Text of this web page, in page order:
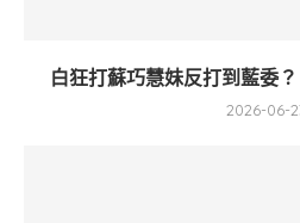
白狂打蘇巧慧妹反打到藍委
2026-06-